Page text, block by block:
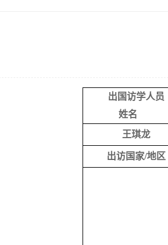
出国访学人员
姓名
王琪龙
出访国家/地区